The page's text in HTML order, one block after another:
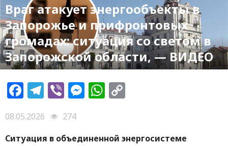
Враг атакует энергообъекты в
Запорожье и прифронтовых
громадах: ситуация со светом в
Запорожской области, — ВИДЕО
Facebook
Telegram
ViberMessenger
WhatsApp
08.05.2026
274
Ситуация в объединенной энергосистеме